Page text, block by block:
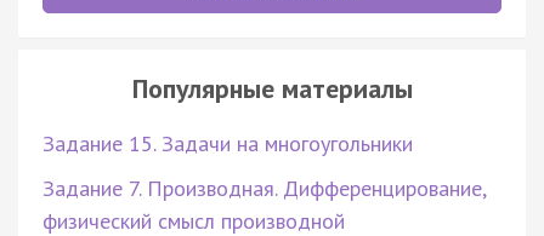
Популярные материалы
Задание 15. Задачи на многоугольники
Задание 7. Производная. Дифференцирование,
физический смысл производной